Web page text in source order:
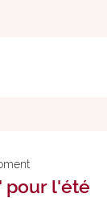
pour l'été